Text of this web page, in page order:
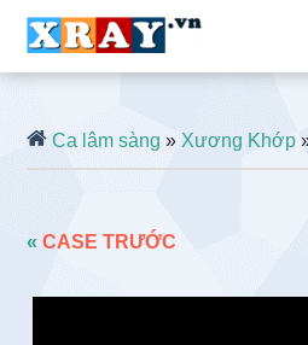
Ca lâm sàng »Xương Khớp
«CASE TRƯỚC